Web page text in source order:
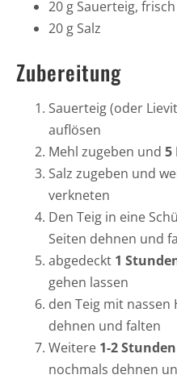
20 g Sauerteig,
20 g Salz
Zubereitung
Sauerteig (oder
auflösen
Mehl zugeben und 5
Salz zugeben und
verkneten
Den Teig in eine
Seiten dehnen und
abgedeckt 1
gehen lassen
den Teig mit nassen
dehnen und falten
Weitere 1-2 Stunden
nochmals dehnen